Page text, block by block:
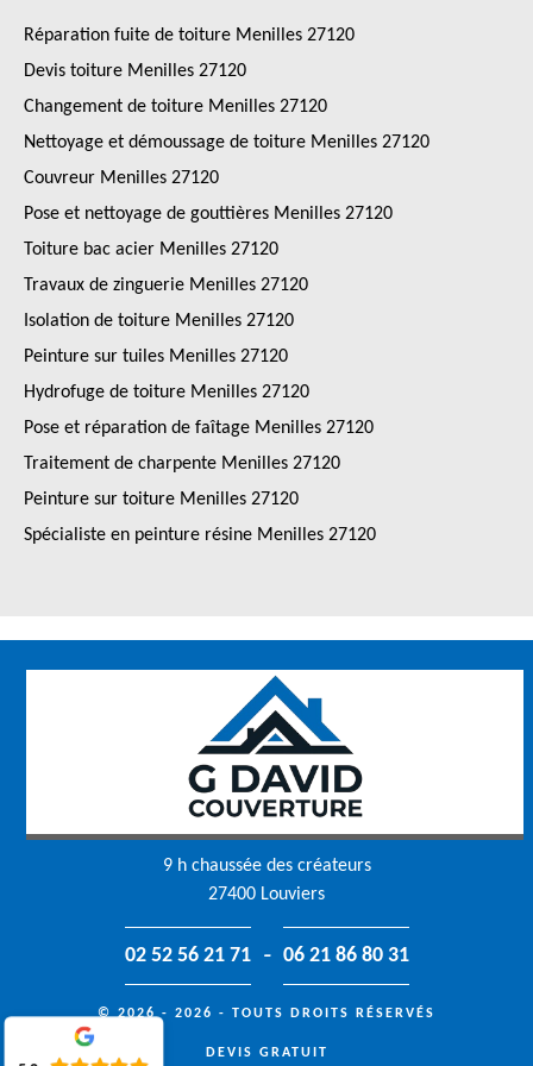
Réparation fuite de toiture Menilles 27120
Devis toiture Menilles 27120
Changement de toiture Menilles 27120
Nettoyage et démoussage de toiture Menilles 27120
Couvreur Menilles 27120
Pose et nettoyage de gouttières Menilles 27120
Toiture bac acier Menilles 27120
Travaux de zinguerie Menilles 27120
Isolation de toiture Menilles 27120
Peinture sur tuiles Menilles 27120
Hydrofuge de toiture Menilles 27120
Pose et réparation de faîtage Menilles 27120
Traitement de charpente Menilles 27120
Peinture sur toiture Menilles 27120
Spécialiste en peinture résine Menilles 27120
9 h chaussée des créateurs
27400 Louviers
02 52 56 21 71 - 06 21 86 80 31
© 2026 - 2026 - TOUTS DROITS RÉSERVÉS
DEVIS GRATUIT